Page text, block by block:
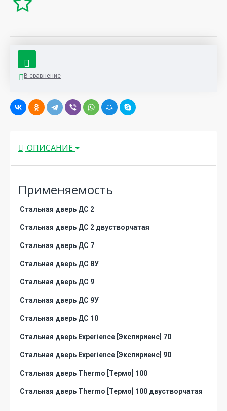
В сравнение
ОПИСАНИЕ
Применяемость
Стальная дверь ДС 2
Стальная дверь ДС 2 двустворчатая
Стальная дверь ДС 7
Стальная дверь ДС 8У
Стальная дверь ДС 9
Стальная дверь ДС 9У
Стальная дверь ДС 10
Стальная дверь Experience [Экспириенс] 70
Стальная дверь Experience [Экспириенс] 90
Стальная дверь Thermo [Термо] 100
Стальная дверь Thermo [Термо] 100 двустворчатая